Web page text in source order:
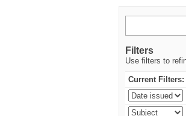
Filters
Use filters to
Current Filters: